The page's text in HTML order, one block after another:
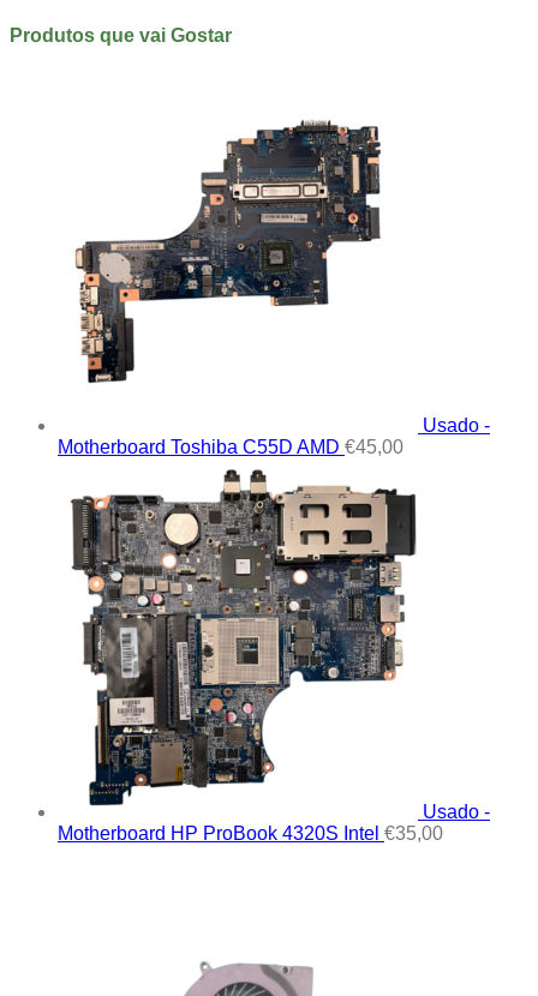
Produtos que vai Gostar
Usado -
Motherboard Toshiba C55D AMD €45,00
Usado -
Motherboard HP ProBook 4320S Intel €35,00